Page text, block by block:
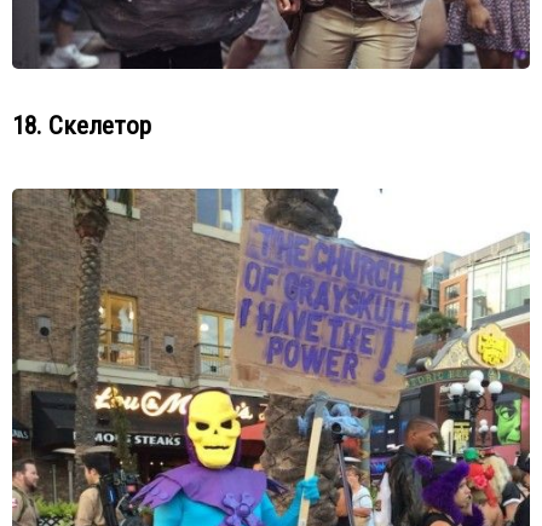
18. Скелетор